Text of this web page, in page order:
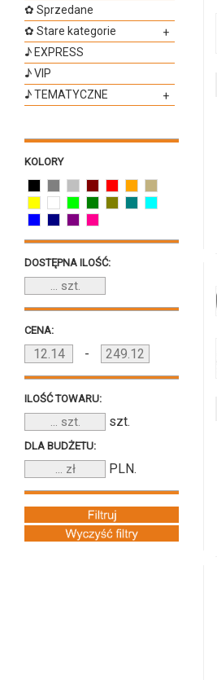
✿ Sprzedane
✿ Stare kategorie
+
♪ EXPRESS
♪ VIP
♪ TEMATYCZNE
+
KOLORY
DOSTĘPNA ILOŚĆ:
CENA:
-
ILOŚĆ TOWARU:
szt.
DLA BUDŻETU:
PLN.